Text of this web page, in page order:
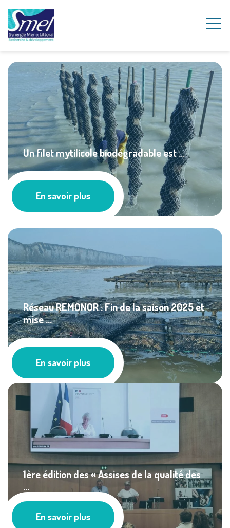
Un filet mytilicole biodégradable est ...
À la une
En savoir plus
Réseau REMONOR : Fin de la saison 2025 et
mise ...
À la une
En savoir plus
1ère édition des « Assises de la qualité des
...
Actualités
En savoir plus